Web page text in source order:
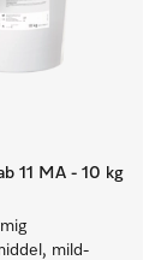
11 MA - 10 kg
mild-